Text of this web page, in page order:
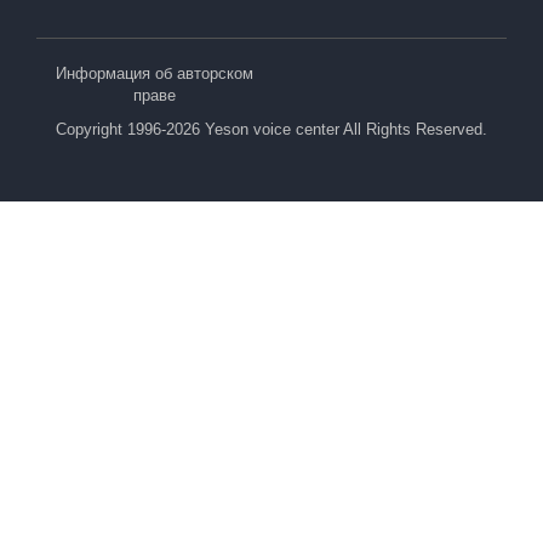
Информация об авторском
праве
Copyright 1996-2026 Yeson voice center All Rights Reserved.